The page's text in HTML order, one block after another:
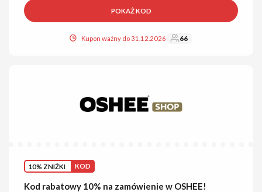
POKAŻ KOD
Kupon ważny do 31.12.2026 66
10% ZNIŻKI KOD
Kod rabatowy 10% na zamówienie w OSHEE!